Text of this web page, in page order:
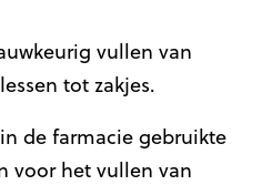
vullen van
tot zakjes.
de farmacie gebruikte
voor het vullen van